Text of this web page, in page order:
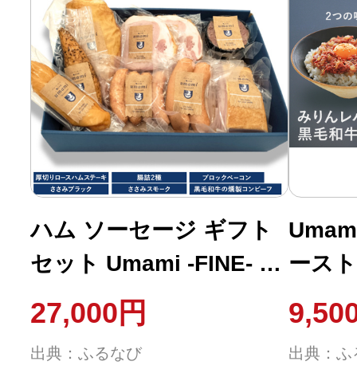
個人事業主・フリーラン
個人事業・フリーランス
ふるさと納税の基礎知識
10秒ぴったり診断
自治体直営サイト特集
はじめるバイブルとは
ハム ソーセージ ギフト
セット Umami -FINE- 詰
め合わせ
27,000円
出典：ふるなび
ース
ンビ
ーセ
出典：ふ